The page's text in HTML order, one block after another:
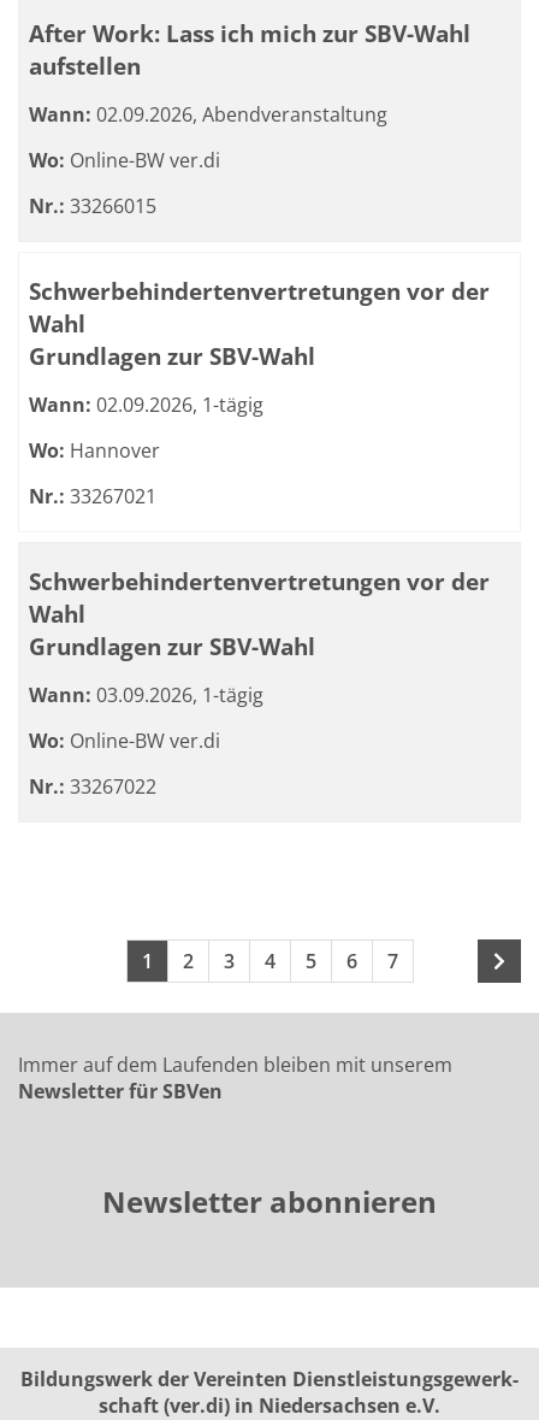
After Work: Lass ich mich zur SBV-Wahl
aufstellen
Wann: 02.09.2026, Abendveranstaltung
Wo: Online-BW ver.di
Nr.: 33266015
Schwerbehindertenvertretungen vor der
Wahl
Grundlagen zur SBV-Wahl
Wann: 02.09.2026, 1-tägig
Wo: Hannover
Nr.: 33267021
Schwerbehindertenvertretungen vor der
Wahl
Grundlagen zur SBV-Wahl
Wann: 03.09.2026, 1-tägig
Wo: Online-BW ver.di
Nr.: 33267022
Seiten blättern
1 2 3 4 5 6 7
Immer auf dem Laufenden bleiben mit unserem
Newsletter für SBVen
Newsletter abonnieren
Bildungswerk der Vereinten Dienst­leis­tungs­ge­werk­
schaft (ver.di) in Niedersachsen e.V.